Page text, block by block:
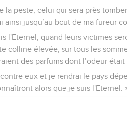
la peste, celui qui sera près
ainsi jusqu’au bout de ma fureur
l'Eternel, quand leurs victimes
colline élevée, sur tous les
des parfums dont l’odeur était
eux et je rendrai le pays
alors que je suis l'Eternel.